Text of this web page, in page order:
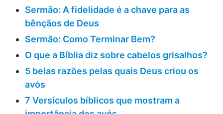
Sermão: A fidelidade é a chave para as
bênçãos de Deus
Sermão: Como Terminar Bem?
O que a Bíblia diz sobre cabelos grisalhos?
5 belas razões pelas quais Deus criou os
avós
7 Versículos bíblicos que mostram a